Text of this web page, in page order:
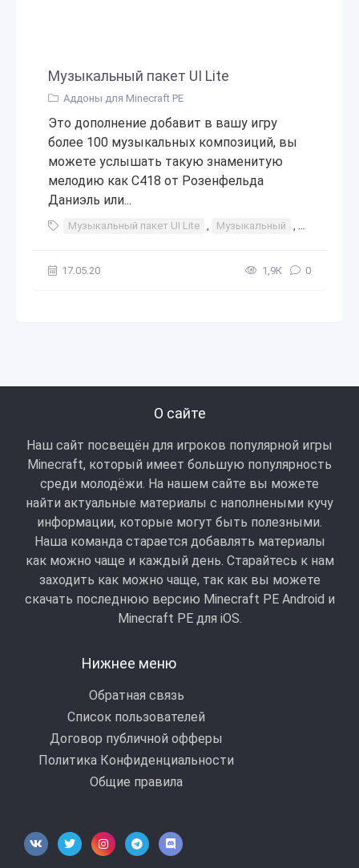
Музыкальный пакет UI Lite
Аддоны для Minecraft PE
Это дополнение добавит в вашу игру
более 100 музыкальных композиций, вы
можете услышать такую знаменитую
мелодию как C418 от Розенфельда
Даниэль или...
Музыкальный пакет UI Lite , Музыкальный , пакет
17.05.20 1,9К 0
О сайте
Наш сайт посвещён для игроков популярной игры
Minecraft, который имеет большую популярность
среди молодёжи. На нашем сайте вы можете
найти актуальные материалы с наполнеными кучу
информации, которые могут быть полезными.
Наша команда старается добавлять материалы
как можно чаще и каждый день. Старайтесь к нам
заходить как можно чаще, так как вы можете
скачать последнюю версию Minecraft PE Android и
Minecraft РЕ для iOS.
Нижнее меню
Обратная связь
Список пользователей
Договор публичной офферы
Политика Конфиденциальности
Общие правила